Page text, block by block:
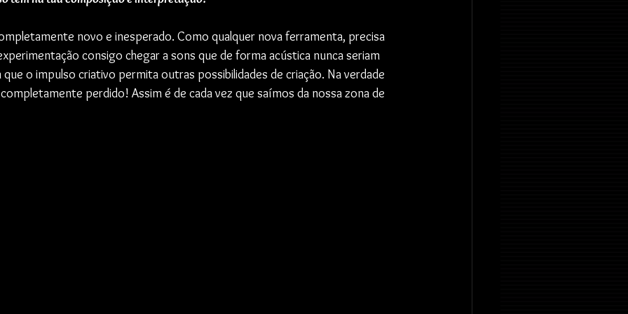
novo e inesperado. Como qualquer nova ferramenta, precisa
consigo chegar a sons que de forma acústica nunca seriam
o impulso criativo permita outras possibilidades de criação. Na verdade
perdido! Assim é de cada vez que saímos da nossa zona de